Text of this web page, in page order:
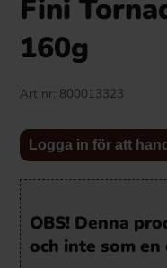
Fini
160g
Art nr: 800013323
Logga in för att
OBS! Denna
och inte som en